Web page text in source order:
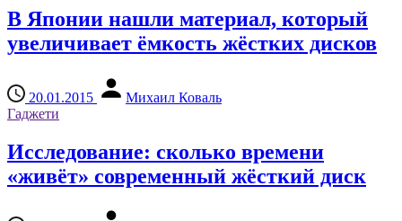
В Японии нашли материал, который
увеличивает ёмкость жёстких дисков
20.01.2015
Михаил Коваль
Гаджети
Исследование: сколько времени
«живёт» современный жёсткий диск